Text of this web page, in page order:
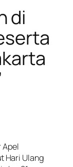
di
Apel
Hari Ulang